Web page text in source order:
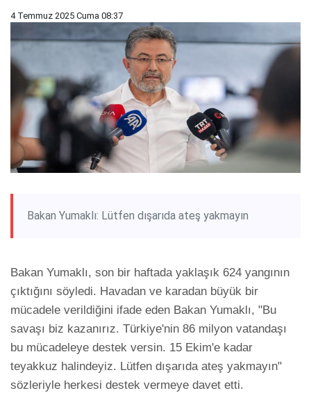
4 Temmuz 2025 Cuma 08:37
Bakan Yumaklı: Lütfen dışarıda ateş yakmayın
Bakan Yumaklı, son bir haftada yaklaşık 624 yangının
çıktığını söyledi. Havadan ve karadan büyük bir
mücadele verildiğini ifade eden Bakan Yumaklı, "Bu
savaşı biz kazanırız. Türkiye'nin 86 milyon vatandaşı
bu mücadeleye destek versin. 15 Ekim'e kadar
teyakkuz halindeyiz. Lütfen dışarıda ateş yakmayın"
sözleriyle herkesi destek vermeye davet etti.